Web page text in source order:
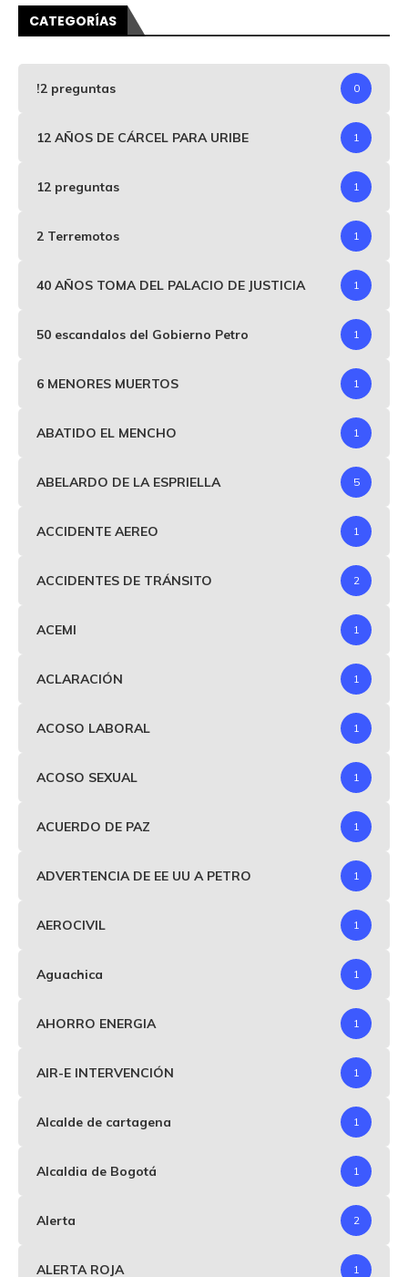
CATEGORÍAS
!2 preguntas 0
12 AÑOS DE CÁRCEL PARA URIBE 1
12 preguntas 1
2 Terremotos 1
40 AÑOS TOMA DEL PALACIO DE JUSTICIA 1
50 escandalos del Gobierno Petro 1
6 MENORES MUERTOS 1
ABATIDO EL MENCHO 1
ABELARDO DE LA ESPRIELLA 5
ACCIDENTE AEREO 1
ACCIDENTES DE TRÁNSITO 2
ACEMI 1
ACLARACIÓN 1
ACOSO LABORAL 1
ACOSO SEXUAL 1
ACUERDO DE PAZ 1
ADVERTENCIA DE EE UU A PETRO 1
AEROCIVIL 1
Aguachica 1
AHORRO ENERGIA 1
AIR-E INTERVENCIÓN 1
Alcalde de cartagena 1
Alcaldia de Bogotá 1
Alerta 2
ALERTA ROJA 1